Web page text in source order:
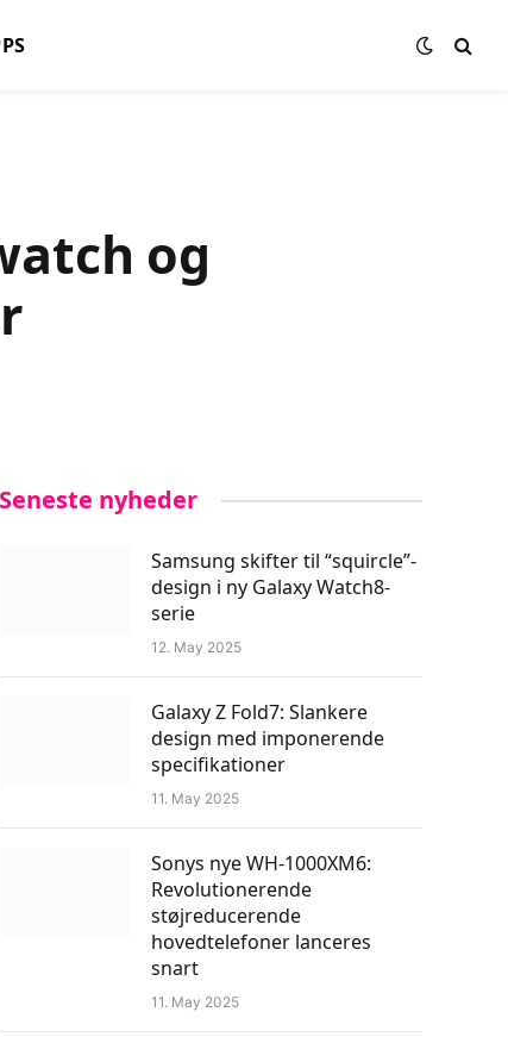
og
Seneste nyheder
Samsung skifter til “squircle”-
design i ny Galaxy Watch8-
serie
12. May 2025
Galaxy Z Fold7: Slankere
design med imponerende
specifikationer
11. May 2025
Sonys nye WH-1000XM6:
Revolutionerende
støjreducerende
hovedtelefoner lanceres
snart
11. May 2025